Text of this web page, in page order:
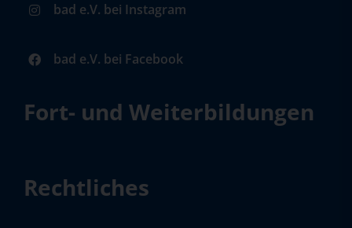
bad e.V. bei Instagram
bad e.V. bei Facebook
Fort- und Weiterbildungen
Rechtliches